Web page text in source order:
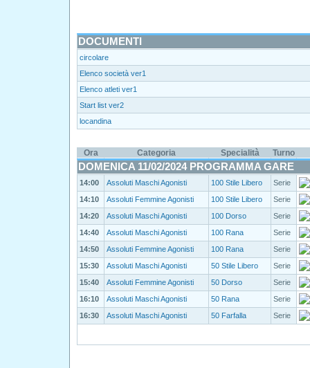
DOCUMENTI
circolare
Elenco società ver1
Elenco atleti ver1
Start list ver2
locandina
Ora Categoria Specialità Turno
DOMENICA 11/02/2024 PROGRAMMA GARE
14:00 Assoluti Maschi Agonisti 100 Stile Libero
Serie
14:10
Assoluti Femmine Agonisti 100 Stile Libero
Serie
14:20
Assoluti Maschi Agonisti 100 Dorso
Serie
14:40
Assoluti Maschi Agonisti 100 Rana
Serie
14:50
Assoluti Femmine Agonisti 100 Rana
Serie
15:30
Assoluti Maschi Agonisti 50 Stile Libero
Serie
15:40
Assoluti Femmine Agonisti 50 Dorso
Serie
16:10
Assoluti Maschi Agonisti 50 Rana
Serie
16:30
Assoluti Maschi Agonisti 50 Farfalla Serie